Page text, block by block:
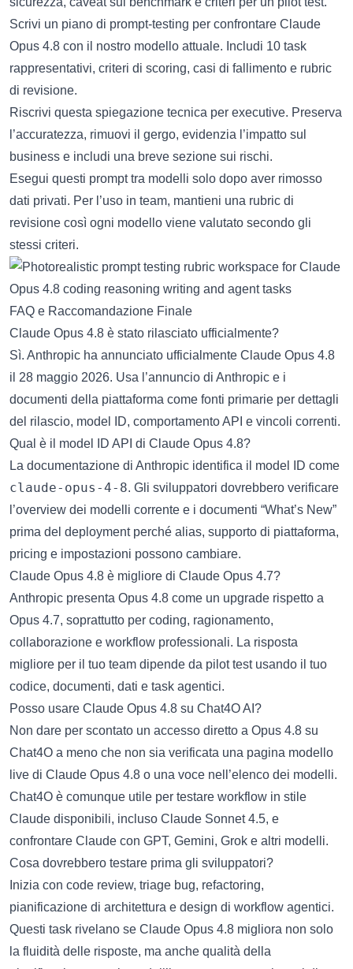
Scrivi un piano di prompt-testing per confrontare Claude
Opus 4.8 con il nostro modello attuale. Includi 10 task
rappresentativi, criteri di scoring, casi di fallimento e rubric
di revisione.
Riscrivi questa spiegazione tecnica per executive. Preserva
l’accuratezza, rimuovi il gergo, evidenzia l’impatto sul
business e includi una breve sezione sui rischi.
Esegui questi prompt tra modelli solo dopo aver rimosso
dati privati. Per l’uso in team, mantieni una rubric di
revisione così ogni modello viene valutato secondo gli
stessi criteri.
FAQ e Raccomandazione Finale
Claude Opus 4.8 è stato rilasciato ufficialmente?
Sì. Anthropic ha annunciato ufficialmente Claude Opus 4.8
il 28 maggio 2026. Usa l’annuncio di Anthropic e i
documenti della piattaforma come fonti primarie per dettagli
del rilascio, model ID, comportamento API e vincoli correnti.
Qual è il model ID API di Claude Opus 4.8?
La documentazione di Anthropic identifica il model ID come
claude-opus-4-8. Gli sviluppatori dovrebbero verificare
l’overview dei modelli corrente e i documenti “What’s New”
prima del deployment perché alias, supporto di piattaforma,
pricing e impostazioni possono cambiare.
Claude Opus 4.8 è migliore di Claude Opus 4.7?
Anthropic presenta Opus 4.8 come un upgrade rispetto a
Opus 4.7, soprattutto per coding, ragionamento,
collaborazione e workflow professionali. La risposta
migliore per il tuo team dipende da pilot test usando il tuo
codice, documenti, dati e task agentici.
Posso usare Claude Opus 4.8 su Chat4O AI?
Non dare per scontato un accesso diretto a Opus 4.8 su
Chat4O a meno che non sia verificata una pagina modello
live di Claude Opus 4.8 o una voce nell’elenco dei modelli.
Chat4O è comunque utile per testare workflow in stile
Claude disponibili, incluso Claude Sonnet 4.5, e
confrontare Claude con GPT, Gemini, Grok e altri modelli.
Cosa dovrebbero testare prima gli sviluppatori?
Inizia con code review, triage bug, refactoring,
pianificazione di architettura e design di workflow agentici.
Questi task rivelano se Claude Opus 4.8 migliora non solo
la fluidità delle risposte, ma anche qualità della